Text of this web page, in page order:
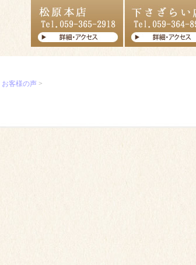
お客様の声 >